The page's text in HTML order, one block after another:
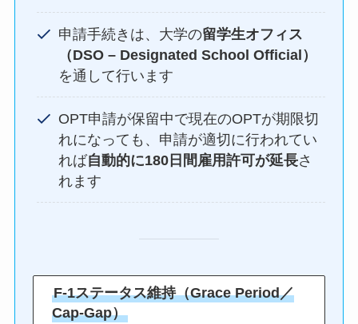
申請手続きは、大学の留学生オフィス
（DSO – Designated School Official）
を通して行います
OPT申請が保留中で現在のOPTが期限切
れになっても、申請が適切に行われてい
れば自動的に180日間雇用許可が延長さ
れます
F-1ステータス維持（Grace Period／
Cap-Gap）